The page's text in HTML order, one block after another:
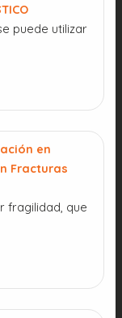
puede utilizar
en
Fracturas
fragilidad, que